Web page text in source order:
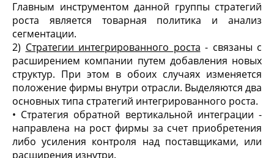
Главным инструментом данной группы стратегий
роста является товарная политика и анализ
сегментации.
2) Стратегии интегрированного poста - связаны с
расширением компании путем добавления новых
структур. При этом в обоих случаях изменяется
положение фирмы внутри отрасли. Выделяются два
основных типа стратегий интегрированного роста.
• Стратегия обратной вертикальной интеграции -
направлена на рост фирмы за счет приобретения
либо усиления контроля над поставщиками, или
расширения изнутри.